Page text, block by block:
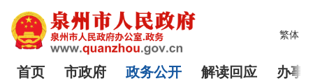
繁体
首页 市政府 政务公开 解读回应 办事